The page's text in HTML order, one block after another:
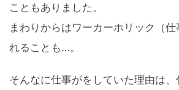
こともありました。
まわりからはワーカーホリック（
れることも…。
そんなに仕事がをしていた理由は